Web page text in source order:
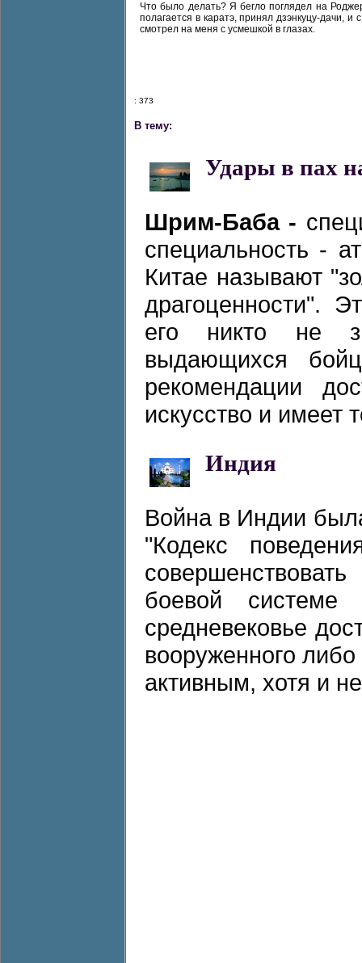
Что было делать? Я бегло поглядел на
полагается в каратэ, принял дзэнкуцу-дачи,
смотрел на меня с усмешкой в глазах.
: 373
В тему:
Удары в пах
Шрим-Баба -
специальность -
Китае называют
драгоценности".
его никто не
выдающихся
рекомендации
искусство и имеет
Индия
Война в Индии
"Кодекс
боевой
средневековье
вооруженного
активным, хотя и